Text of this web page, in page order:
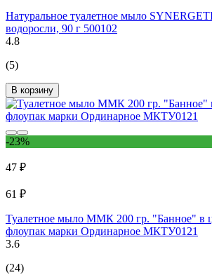
Натуральное туалетное мыло
водоросли, 90 г 500102
4.8
(5)
В корзину
-23%
47 ₽
61 ₽
Туалетное мыло ММК 200 гр. "Банное" в
флоупак марки Ординарное МКТУ0121
3.6
(24)